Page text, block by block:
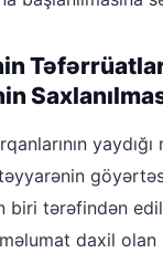
biri tərəfindən
daxil olan